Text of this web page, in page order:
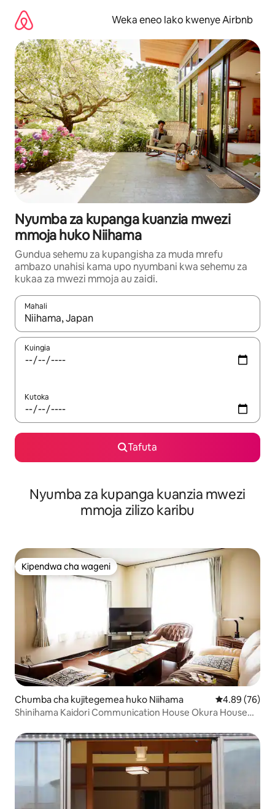
kwenda
kwenye
maudhui
Weka eneo lako kwenye Airbnb
Nyumba za kupanga kuanzia mwezi
mmoja huko Niihama
Gundua sehemu za kupangisha za muda mrefu
ambazo unahisi kama upo nyumbani kwa sehemu za
kukaa za mwezi mmoja au zaidi.
Mahali
Wakati matokeo yanapatikana, vinjari kwa kutumia vitufe vya
Kuingia
Kutoka
Tafuta
Nyumba za kupanga kuanzia mwezi
mmoja zilizo karibu
Kipendwa cha wageni
Kipendwa cha wageni
Chumba cha kujitegemea huko Niihama Ukadiriaji wa
4.89 (76)
Shinihama Kaidori Communication House Okura House